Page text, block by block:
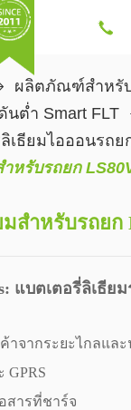

ผลิตภัณฑ์สำหรั
ต่ำ Smart FLT
เธียมไอออนรถย
หรับรถยก
สำหรับรถยก
แบตเตอรี่ลิเธีย
าจากระยะไกลแล
GPRS
สารที่ชาร์จ